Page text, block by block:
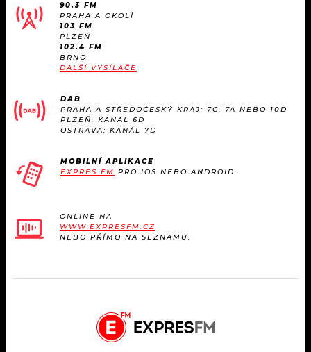
90.3 FM
PRAHA A OKOLÍ
103 FM
PLZEŇ
102.4 FM
BRNO
DALŠÍ VYSÍLAČE
DAB
PRAHA A STŘEDOČESKÝ KRAJ: 7C, 7A NEBO 10D
PLZEŇ: KANÁL 6D
OSTRAVA: KANÁL 7D
MOBILNÍ APLIKACE
EXPRES FM PRO IOS NEBO ANDROID.
ONLINE NA
WWW.EXPRESFM.CZ
NEBO PŘÍMO NA SEZNAMU.